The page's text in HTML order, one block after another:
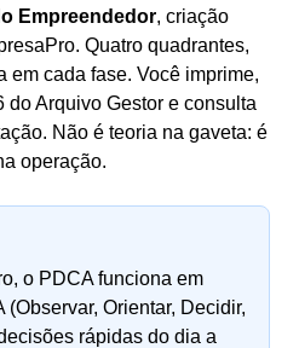
Empreendedor, criação
Quatro quadrantes,
em cada fase. Você imprime,
do Arquivo Gestor e consulta
Não é teoria na gaveta: é
operação.
o PDCA funciona em
Orientar, Decidir,
rápidas do dia a